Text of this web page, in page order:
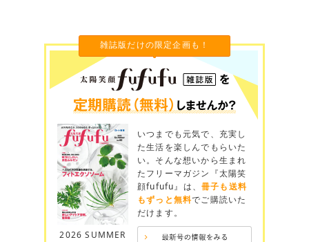
雑誌版だけの限定企画も！
2026 SUMMER
いつまでも元気で、充実し
た生活を楽しんでもらいた
い。そんな想いから生まれ
たフリーマガジン『太陽笑
顔fufufu』は、 冊子も送料
もずっと無料でご購読いた
だけます。